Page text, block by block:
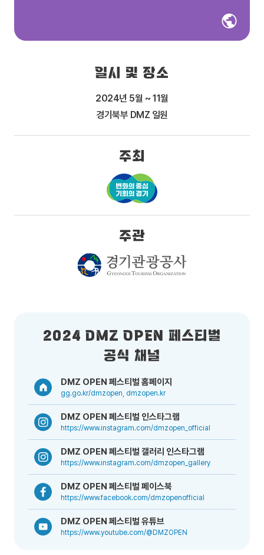
일시 및 장소
2024년 5월 ~ 11월
경기북부 DMZ 일원
주최
주관
2024 DMZ OPEN 페스티벌
공식 채널
DMZ OPEN 페스티벌 홈페이지
gg.go.kr/dmzopen, dmzopen.kr
DMZ OPEN 페스티벌 인스타그램
https://www.instagram.com/dmzopen_official
DMZ OPEN 페스티벌 갤러리 인스타그램
https://www.instagram.com/dmzopen_gallery
DMZ OPEN 페스티벌 페이스북
https://www.facebook.com/dmzopenofficial
DMZ OPEN 페스티벌 유튜브
https://www.youtube.com/@DMZOPEN